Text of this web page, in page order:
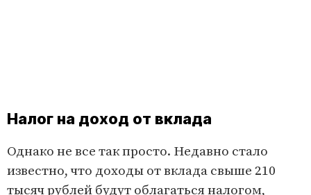
Налог на доход от вклада
Однако не все так просто. Недавно стало
известно, что доходы от вклада свыше 210
тысяч рублей будут облагаться налогом,